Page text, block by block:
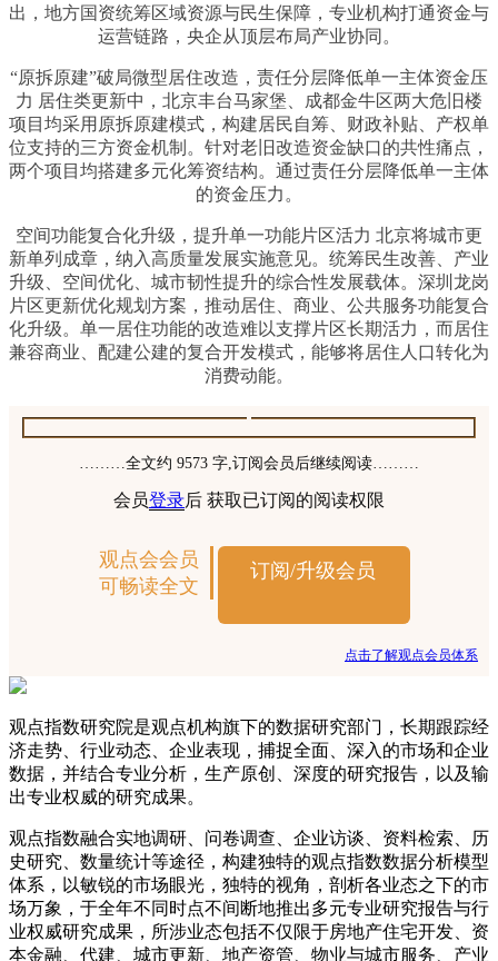
出，地方国资统筹区域资源与民生保障，专业机构打通资金与
运营链路，央企从顶层布局产业协同。
“原拆原建”破局微型居住改造，责任分层降低单一主体资金压
力 居住类更新中，北京丰台马家堡、成都金牛区两大危旧楼
项目均采用原拆原建模式，构建居民自筹、财政补贴、产权单
位支持的三方资金机制。针对老旧改造资金缺口的共性痛点，
两个项目均搭建多元化筹资结构。通过责任分层降低单一主体
的资金压力。
空间功能复合化升级，提升单一功能片区活力 北京将城市更
新单列成章，纳入高质量发展实施意见。统筹民生改善、产业
升级、空间优化、城市韧性提升的综合性发展载体。深圳龙岗
片区更新优化规划方案，推动居住、商业、公共服务功能复合
化升级。单一居住功能的改造难以支撑片区长期活力，而居住
兼容商业、配建公建的复合开发模式，能够将居住人口转化为
消费动能。
………全文约 9573 字,订阅会员后继续阅读………
会员登录后 获取已订阅的阅读权限
观点会会员
可畅读全文
订阅/升级会员
点击了解观点会员体系
观点指数研究院是观点机构旗下的数据研究部门，长期跟踪经
济走势、行业动态、企业表现，捕捉全面、深入的市场和企业
数据，并结合专业分析，生产原创、深度的研究报告，以及输
出专业权威的研究成果。
观点指数融合实地调研、问卷调查、企业访谈、资料检索、历
史研究、数量统计等途径，构建独特的观点指数数据分析模型
体系，以敏锐的市场眼光，独特的视角，剖析各业态之下的市
场万象，于全年不同时点不间断地推出多元专业研究报告与行
业权威研究成果，所涉业态包括不仅限于房地产住宅开发、资
本金融、代建、城市更新、地产资管、物业与城市服务、产业